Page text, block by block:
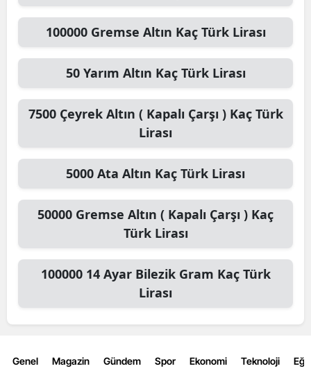
100000 Gremse Altın Kaç Türk Lirası
50 Yarım Altın Kaç Türk Lirası
7500 Çeyrek Altın ( Kapalı Çarşı )Kaç Türk
Lirası
5000 Ata Altın Kaç Türk Lirası
50000 Gremse Altın ( Kapalı Çarşı ) Kaç
Türk Lirası
100000 14 Ayar Bilezik Gram Kaç Türk
Lirası
Genel Magazin Gündem Spor Ekonomi Teknoloji